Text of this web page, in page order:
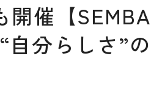
ODCクラウドソーシング
開催【
自分らしさ”